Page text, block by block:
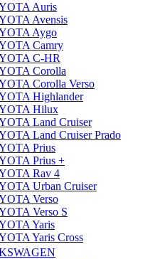
Auris
Avensis
Aygo
Camry
C-HR
Corolla
Corolla Verso
Highlander
Hilux
Land Cruiser
Land Cruiser Prado
Prius
Prius +
Rav 4
Urban Cruiser
Verso
Verso S
Yaris
Yaris Cross